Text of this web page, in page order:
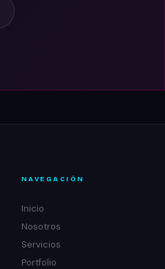
NAVEGACIÓN
Inicio
Nosotros
Servicios
Portfolio